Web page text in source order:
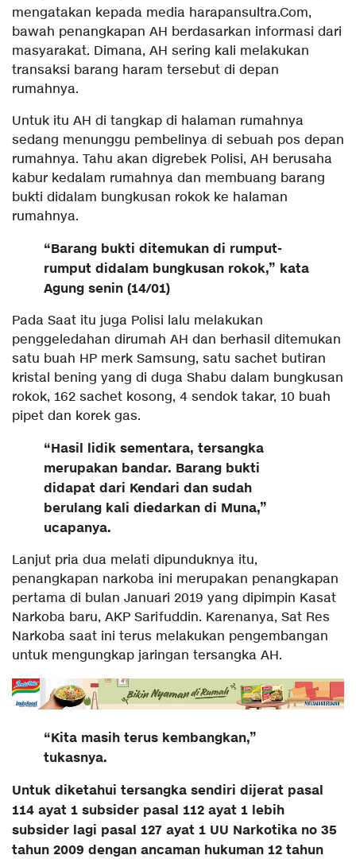
mengatakan kepada media harapansultra.Com,
bawah penangkapan AH berdasarkan informasi dari
masyarakat. Dimana, AH sering kali melakukan
transaksi barang haram tersebut di depan
rumahnya.
Untuk itu AH di tangkap di halaman rumahnya
sedang menunggu pembelinya di sebuah pos depan
rumahnya. Tahu akan digrebek Polisi, AH berusaha
kabur kedalam rumahnya dan membuang barang
bukti didalam bungkusan rokok ke halaman
rumahnya.
“Barang bukti ditemukan di rumput-
rumput didalam bungkusan rokok,” kata
Agung senin (14/01)
Pada Saat itu juga Polisi lalu melakukan
penggeledahan dirumah AH dan berhasil ditemukan
satu buah HP merk Samsung, satu sachet butiran
kristal bening yang di duga Shabu dalam bungkusan
rokok, 162 sachet kosong, 4 sendok takar, 10 buah
pipet dan korek gas.
“Hasil lidik sementara, tersangka
merupakan bandar. Barang bukti
didapat dari Kendari dan sudah
berulang kali diedarkan di Muna,”
ucapanya.
Lanjut pria dua melati dipunduknya itu,
penangkapan narkoba ini merupakan penangkapan
pertama di bulan Januari 2019 yang dipimpin Kasat
Narkoba baru, AKP Sarifuddin. Karenanya, Sat Res
Narkoba saat ini terus melakukan pengembangan
untuk mengungkap jaringan tersangka AH.
“Kita masih terus kembangkan,”
tukasnya.
Untuk diketahui tersangka sendiri dijerat pasal
114 ayat 1 subsider pasal 112 ayat 1 lebih
subsider lagi pasal 127 ayat 1 UU Narkotika no 35
tahun 2009 dengan ancaman hukuman 12 tahun